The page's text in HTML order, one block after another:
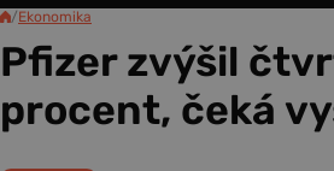
/Ekonomika
Pfizer zvýšil
procent, čeká